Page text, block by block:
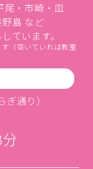
尾・市崎・皿
島 など
ています。
（空いていれば教室
通り）